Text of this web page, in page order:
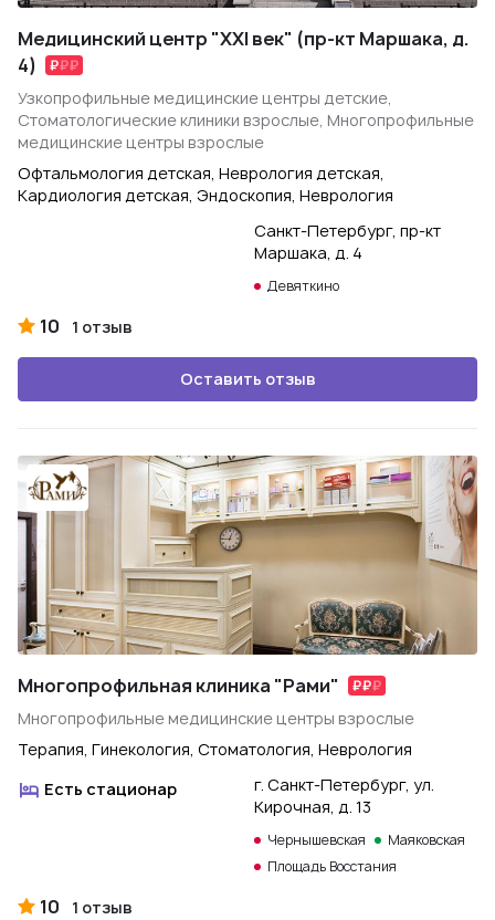
Медицинский центр "XXI век" (пр-кт Маршака, д.
4)
Узкопрофильные медицинские центры детские,
Стоматологические клиники взрослые, Многопрофильные
медицинские центры взрослые
Офтальмология детская, Неврология детская,
Кардиология детская, Эндоскопия, Неврология
Санкт-Петербург, пр-кт
Маршака, д. 4
Девяткино
10 1 отзыв
Оставить отзыв
Многопрофильная клиника "Рами"
Многопрофильные медицинские центры взрослые
Терапия, Гинекология, Стоматология, Неврология
Есть стационар
г. Санкт-Петербург, ул.
Кирочная, д. 13
Чернышевская
Маяковская
Площадь Восстания
10 1 отзыв